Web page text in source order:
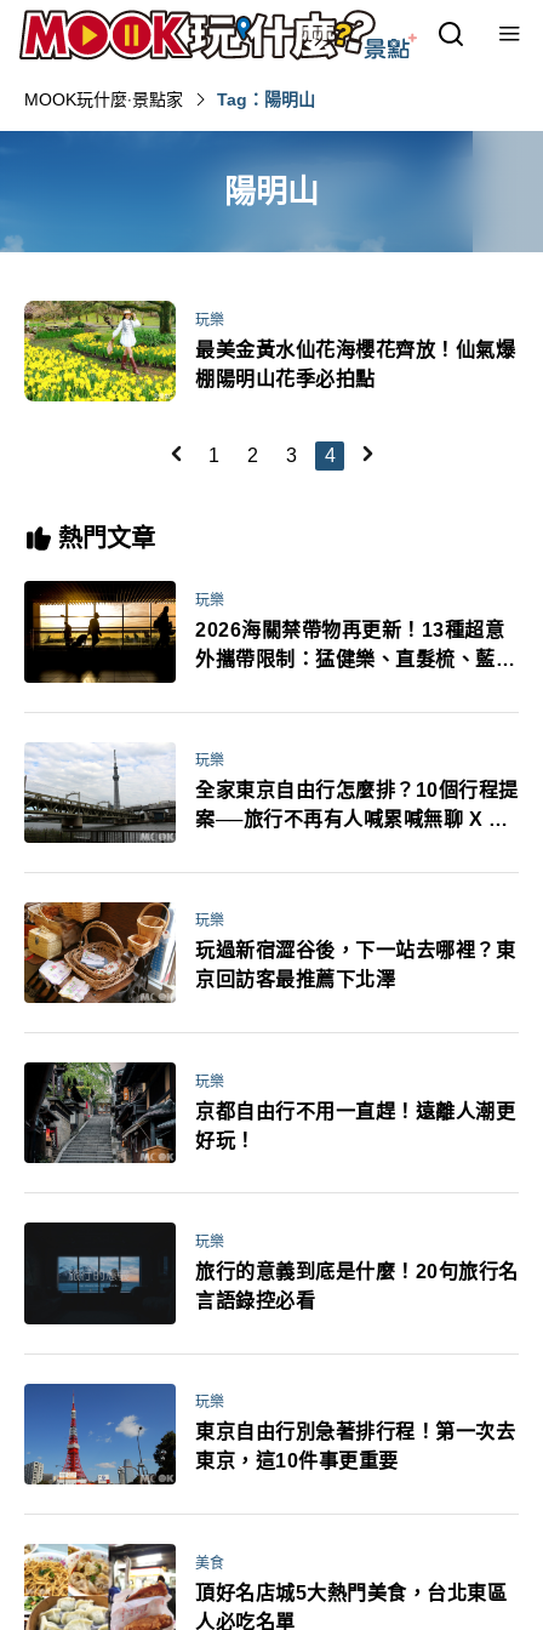
MOOK玩什麼‧景點家 Tag：陽明山
陽明山
玩樂
最美金黃水仙花海櫻花齊放！仙氣爆
棚陽明山花季必拍點
1 2 3 4
熱門文章
玩樂
2026海關禁帶物再更新！13種超意
外攜帶限制：猛健樂、直髮梳、藍牙
萬！注意事項一次看！
玩樂
全家東京自由行怎麼排？10個行程提
案──旅行不再有人喊累喊無聊 X 爸
玩樂
玩過新宿澀谷後，下一站去哪裡？東
京回訪客最推薦下北澤
玩樂
京都自由行不用一直趕！遠離人潮更
好玩！
玩樂
旅行的意義到底是什麼！20句旅行名
言語錄控必看
玩樂
東京自由行別急著排行程！第一次去
東京，這10件事更重要
美食
頂好名店城5大熱門美食，台北東區
人必吃名單